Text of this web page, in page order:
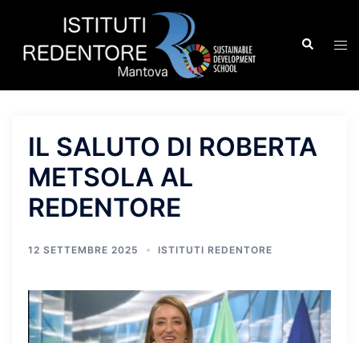
contenuto
Cerca
IL SALUTO DI ROBERTA
METSOLA AL
REDENTORE
12 SETTEMBRE 2025 ISTITUTI REDENTORE